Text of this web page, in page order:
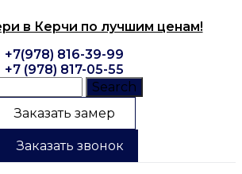
в Керчи по лучшим ценам!
+7(978) 816-39-99
+7 (978) 817-05-55
Search
Заказать замер
Заказать звонок